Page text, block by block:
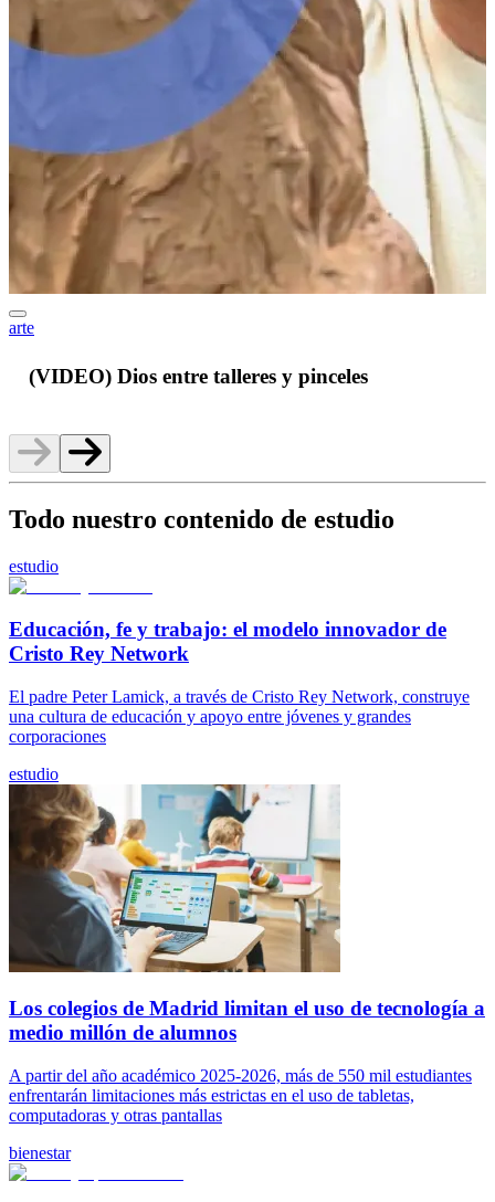
arte
(VIDEO) Dios entre talleres y pinceles
Todo nuestro contenido de estudio
estudio
Educación, fe y trabajo: el modelo innovador de
Cristo Rey Network
El padre Peter Lamick, a través de Cristo Rey Network, construye
una cultura de educación y apoyo entre jóvenes y grandes
corporaciones
estudio
Los colegios de Madrid limitan el uso de tecnología a
medio millón de alumnos
A partir del año académico 2025-2026, más de 550 mil estudiantes
enfrentarán limitaciones más estrictas en el uso de tabletas,
computadoras y otras pantallas
bienestar